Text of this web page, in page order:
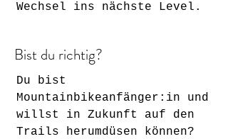
Wechsel ins nächste Level.
Bist du richtig?
Du bist
Mountainbikeanfänger:in und
willst in Zukunft auf den
Trails herumdüsen können?